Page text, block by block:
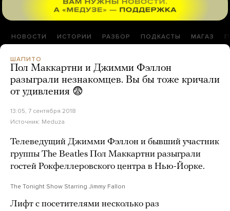
НОВОСТИ ИСТОРИИ РАЗБОР ПОДКАСТЫ МАГАЗ
ШАПИТО
Пол Маккартни и Джимми Фэллон
разыграли незнакомцев. Вы бы тоже кричали
от удивления 😨
13:05, 7 сентября 2018
Источник: Meduza
Телеведущий Джимми Фэллон и бывший участник
группы The Beatles Пол Маккартни разыграли
гостей Рокфеллеровского центра в Нью-Йорке.
The Tonight Show Starring Jimmy Fallon
Лифт с посетителями несколько раз